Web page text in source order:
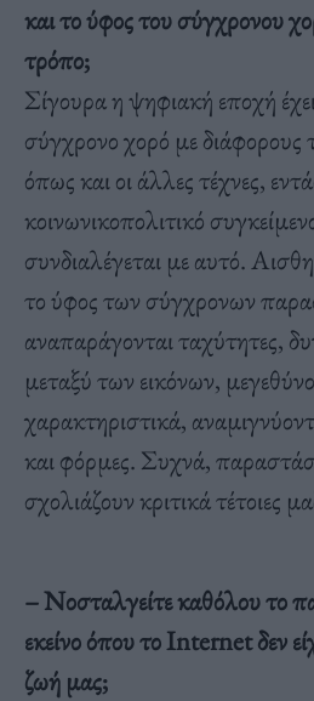
και το ύφος του σύγχρονου
τρόπο;
Σίγουρα η ψηφιακή εποχή
σύγχρονο χορό με
όπως και οι άλλες τέχνες,
κοινωνικοπολιτικό
συνδιαλέγεται με αυτό.
το ύφος των σύγχρονων
αναπαράγονται ταχύτητες,
μεταξύ των εικόνων,
χαρακτηριστικά,
και φόρμες. Συχνά,
σχολιάζουν κριτικά τέτοιες
– Νοσταλγείτε καθόλου το
εκείνο όπου το Internet δεν
ζωή μας;